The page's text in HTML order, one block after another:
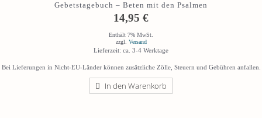
Gebetstagebuch – Beten mit den Psalmen
14,95 €
Enthält 7% MwSt.
zzgl. Versand
Lieferzeit: ca. 3-4 Werktage
Bei Lieferungen in Nicht-EU-Länder können zusätzliche Zölle, Steuern und Gebühren anfallen.
In den Warenkorb